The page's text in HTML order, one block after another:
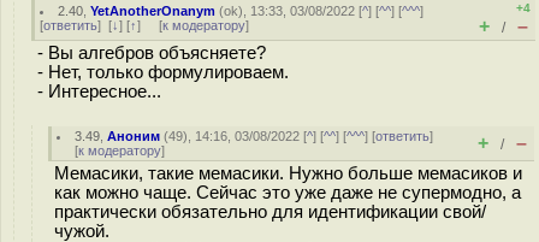
2.40 ,YetAnotherOnanym (ok), 13:33, 03/08/2022 [^] [^^] [^^^]
[ответить] [↓] [↑] [к модератору]
+4
+ / –
- Вы алгебров объясняете?
- Нет, только формулироваем.
- Интересное...
3.49 ,Аноним (49), 14:16, 03/08/2022 [^] [^^] [^^^] [ответить]
[к модератору] + / –
Мемасики, такие мемасики. Нужно больше мемасиков и
как можно чаще. Сейчас это уже даже не супермодно, а
практически обязательно для идентификации свой/
чужой.